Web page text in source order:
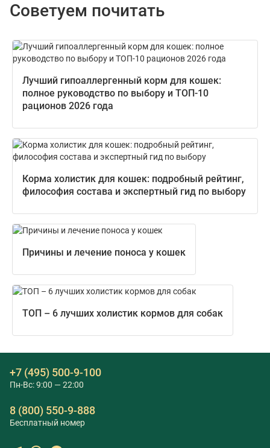
Советуем почитать
Лучший гипоаллергенный корм для кошек:
полное руководство по выбору и ТОП-10
рационов 2026 года
Корма холистик для кошек: подробный рейтинг,
философия состава и экспертный гид по выбору
Причины и лечение поноса у кошек
ТОП – 6 лучших холистик кормов для собак
+7 (495) 500-9-100
Пн-Вс: 9:00 — 22:00
8 (800) 550-9-888
Бесплатный номер